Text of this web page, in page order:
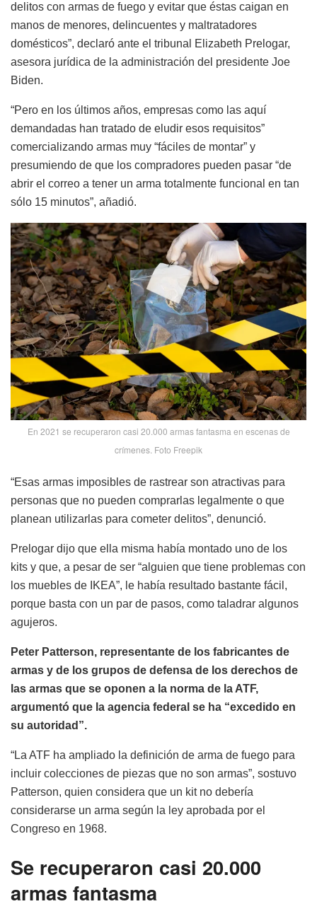
delitos con armas de fuego y evitar que éstas caigan en
manos de menores, delincuentes y maltratadores
domésticos”, declaró ante el tribunal Elizabeth Prelogar,
asesora jurídica de la administración del presidente Joe
Biden.
“Pero en los últimos años, empresas como las aquí
demandadas han tratado de eludir esos requisitos”
comercializando armas muy “fáciles de montar” y
presumiendo de que los compradores pueden pasar “de
abrir el correo a tener un arma totalmente funcional en tan
sólo 15 minutos”, añadió.
En 2021 se recuperaron casi 20.000 armas fantasma en escenas de
crímenes. Foto Freepik
“Esas armas imposibles de rastrear son atractivas para
personas que no pueden comprarlas legalmente o que
planean utilizarlas para cometer delitos”, denunció.
Prelogar dijo que ella misma había montado uno de los
kits y que, a pesar de ser “alguien que tiene problemas con
los muebles de IKEA”, le había resultado bastante fácil,
porque basta con un par de pasos, como taladrar algunos
agujeros.
Peter Patterson, representante de los fabricantes de
armas y de los grupos de defensa de los derechos de
las armas que se oponen a la norma de la ATF,
argumentó que la agencia federal se ha “excedido en
su autoridad”.
“La ATF ha ampliado la definición de arma de fuego para
incluir colecciones de piezas que no son armas”, sostuvo
Patterson, quien considera que un kit no debería
considerarse un arma según la ley aprobada por el
Congreso en 1968.
Se recuperaron casi 20.000
armas fantasma